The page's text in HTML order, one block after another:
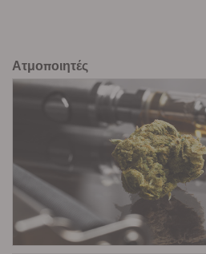
Ατμοποιητές